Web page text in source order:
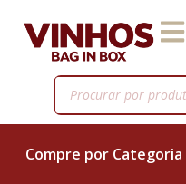
Compre por Categoria